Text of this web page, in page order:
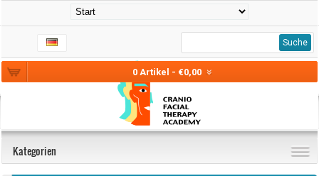
0 Artikel - €0,00
Suche
Kategorien